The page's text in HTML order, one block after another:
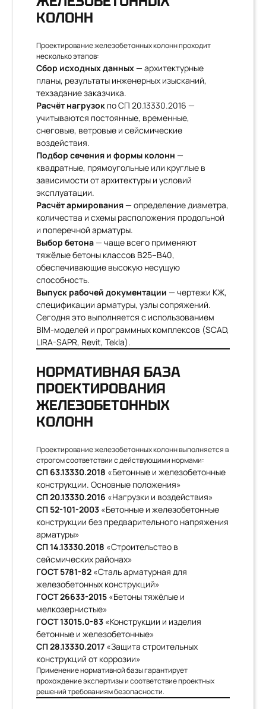
КОЛОНН
Проектирование железобетонных колонн проходит
несколько этапов:
Сбор исходных данных— архитектурные
планы, результаты инженерных изысканий,
техзадание заказчика.
Расчёт нагрузок по СП 20.13330.2016 —
учитываются постоянные, временные,
снеговые, ветровые и сейсмические
воздействия.
Подбор сечения и формы колонн —
квадратные, прямоугольные или круглые в
зависимости от архитектуры и условий
эксплуатации.
Расчёт армирования— определение диаметра,
количества и схемы расположения продольной
и поперечной арматуры.
Выбор бетона— чаще всего применяют
тяжёлые бетоны классов В25–В40,
обеспечивающие высокую несущую
способность.
Выпуск рабочей документации — чертежи КЖ,
спецификации арматуры, узлы сопряжений.
Сегодня это выполняется с использованием
BIM-моделей и программных комплексов (SCAD,
LIRA-SAPR, Revit, Tekla).
НОРМАТИВНАЯ БАЗА
ПРОЕКТИРОВАНИЯ
ЖЕЛЕЗОБЕТОННЫХ
КОЛОНН
Проектирование железобетонных колонн выполняется в
строгом соответствии с действующими нормами:
СП 63.13330.2018 «Бетонные и железобетонные
конструкции. Основные положения»
СП 20.13330.2016 «Нагрузки и воздействия»
СП 52-101-2003 «Бетонные и железобетонные
конструкции без предварительного напряжения
арматуры»
СП 14.13330.2018 «Строительство в
сейсмических районах»
ГОСТ 5781-82 «Сталь арматурная для
железобетонных конструкций»
ГОСТ 26633-2015 «Бетоны тяжёлые и
мелкозернистые»
ГОСТ 13015.0-83 «Конструкции и изделия
бетонные и железобетонные»
СП 28.13330.2017 «Защита строительных
конструкций от коррозии»
Применение нормативной базы гарантирует
прохождение экспертизы и соответствие проектных
решений требованиям безопасности.